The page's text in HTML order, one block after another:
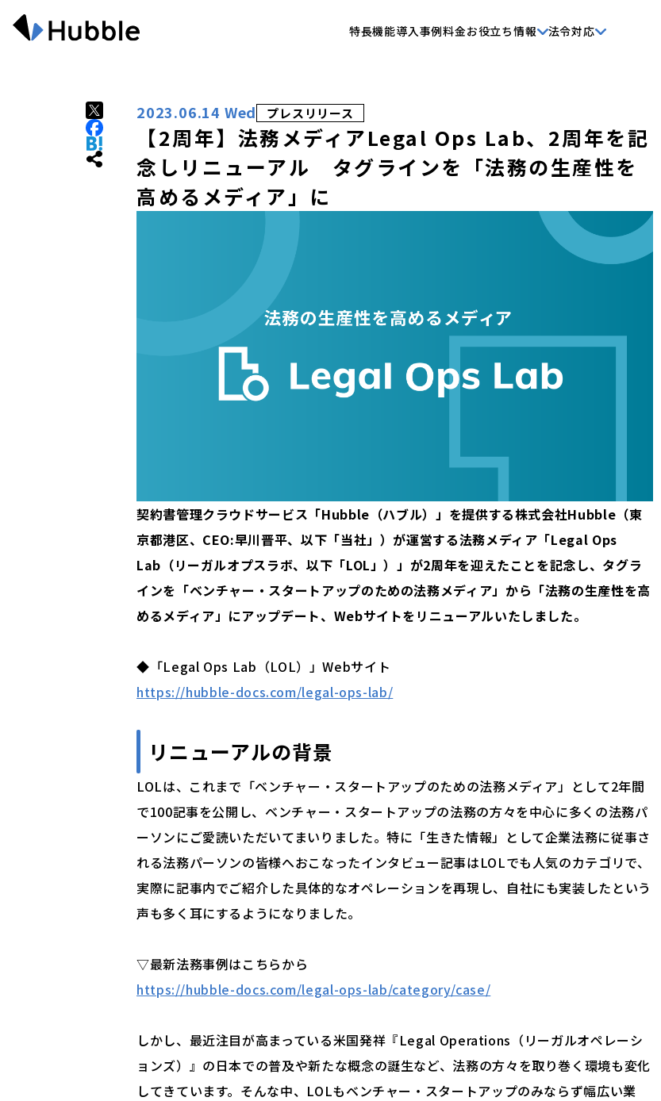
特長機能導入事例料金お役立ち情報 法令対応
2023.06.14 Wed プレスリリース
【2周年】法務メディアLegal Ops Lab、2周年を記
念しリニューアル タグラインを「法務の生産性を
高めるメディア」に
契約書管理クラウドサービス「Hubble（ハブル）」を提供する株式会社Hubble（東
京都港区、CEO:早川晋平、以下「当社」）が運営する法務メディア「Legal Ops
Lab（リーガルオプスラボ、以下「LOL」）」が2周年を迎えたことを記念し、タグラ
インを「ベンチャー・スタートアップのための法務メディア」から「法務の生産性を高
めるメディア」にアップデート、Webサイトをリニューアルいたしました。
◆「Legal Ops Lab（LOL）」Webサイト
https://hubble-docs.com/legal-ops-lab/
リニューアルの背景
LOLは、これまで「ベンチャー・スタートアップのための法務メディア」として2年間
で100記事を公開し、ベンチャー・スタートアップの法務の方々を中心に多くの法務パ
ーソンにご愛読いただいてまいりました。特に「生きた情報」として企業法務に従事さ
れる法務パーソンの皆様へおこなったインタビュー記事はLOLでも人気のカテゴリで、
実際に記事内でご紹介した具体的なオペレーションを再現し、自社にも実装したという
声も多く耳にするようになりました。
▽最新法務事例はこちらから
https://hubble-docs.com/legal-ops-lab/category/case/
しかし、最近注目が高まっている米国発祥『Legal Operations（リーガルオペレーシ
ョンズ）』の日本での普及や新たな概念の誕生など、法務の方々を取り巻く環境も変化
してきています。そんな中、LOLもベンチャー・スタートアップのみならず幅広い業